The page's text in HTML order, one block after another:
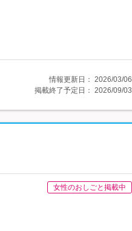
情報更新日： 2026/03/06
掲載終了予定日： 2026/09/03
女性のおしごと掲載中